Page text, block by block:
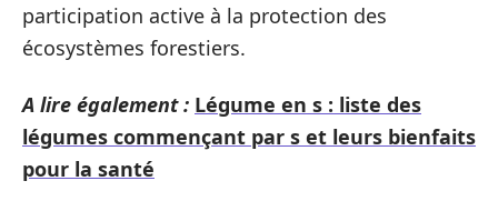
participation active à la protection des
écosystèmes forestiers.
A lire également : Légume en s : liste des
légumes commençant par s et leurs bienfaits
pour la santé